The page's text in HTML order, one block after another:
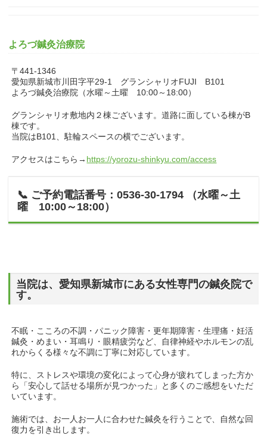
よろづ鍼灸治療院
〒441-1346
愛知県新城市川田字平29-1 グランシャリオFUJI B101
よろづ鍼灸治療院（水曜～土曜 10:00～18:00）
グランシャリオ敷地内２棟ございます。道路に面している棟がB
棟です。
当院はB101、駐輪スペースの横でございます。
アクセスはこちら→ https://yorozu-shinkyu.com/access
📞 ご予約電話番号：0536-30-1794 （水曜～土
曜 10:00～18:00）
当院は、愛知県新城市にある女性専門の鍼灸院で
す。
不眠・こころの不調・パニック障害・更年期障害・生理痛・妊活
鍼灸・めまい・耳鳴り・眼精疲労など、自律神経やホルモンの乱
れからくる様々な不調に丁寧に対応しています。
特に、ストレスや環境の変化によって心身が疲れてしまった方か
ら「安心して話せる場所が見つかった」と多くのご感想をいただ
いています。
施術では、お一人お一人に合わせた鍼灸を行うことで、自然な回
復力を引き出します。